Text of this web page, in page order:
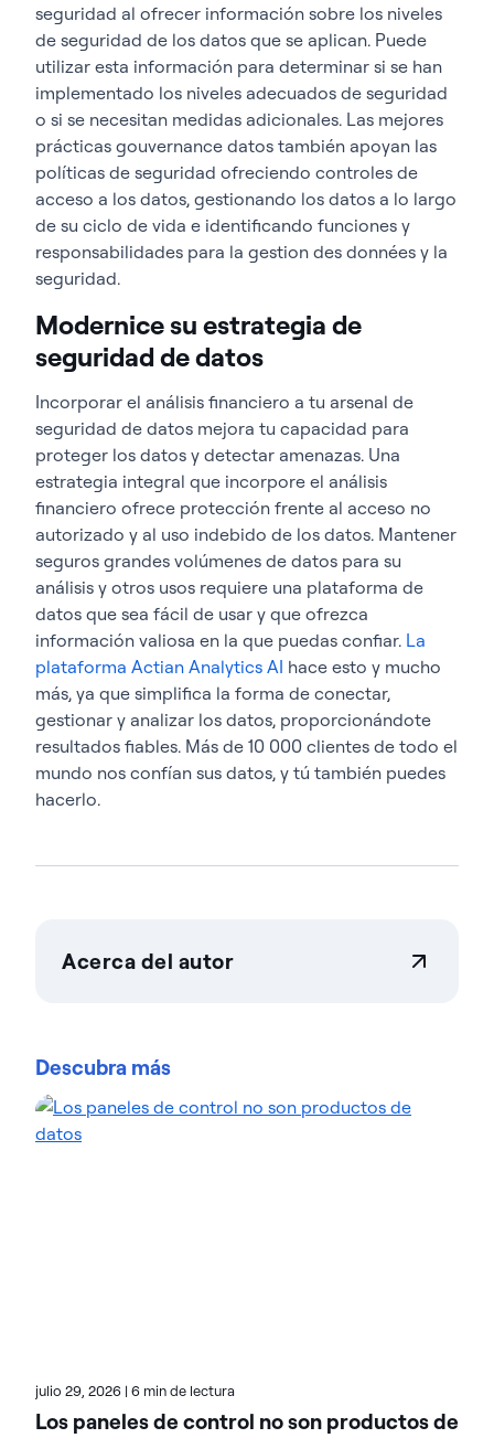
seguridad al ofrecer información sobre los niveles
de seguridad de los datos que se aplican. Puede
utilizar esta información para determinar si se han
implementado los niveles adecuados de seguridad
o si se necesitan medidas adicionales. Las mejores
prácticas gouvernance datos también apoyan las
políticas de seguridad ofreciendo controles de
acceso a los datos, gestionando los datos a lo largo
de su ciclo de vida e identificando funciones y
responsabilidades para la gestion des données y la
seguridad.
Modernice su estrategia de
seguridad de datos
Incorporar el análisis financiero a tu arsenal de
seguridad de datos mejora tu capacidad para
proteger los datos y detectar amenazas. Una
estrategia integral que incorpore el análisis
financiero ofrece protección frente al acceso no
autorizado y al uso indebido de los datos. Mantener
seguros grandes volúmenes de datos para su
análisis y otros usos requiere una plataforma de
datos que sea fácil de usar y que ofrezca
información valiosa en la que puedas confiar. La
plataforma Actian Analytics AI hace esto y mucho
más, ya que simplifica la forma de conectar,
gestionar y analizar los datos, proporcionándote
resultados fiables. Más de 10 000 clientes de todo el
mundo nos confían sus datos, y tú también puedes
hacerlo.
Acerca del autor
organizaciones confían en las soluciones de
optimizar entornos de datos complejos y acelerar
la entrega de datos preparados para la IA.
Descubra más
julio 29, 2026 | 6 min de lectura
Los paneles de control no son productos de